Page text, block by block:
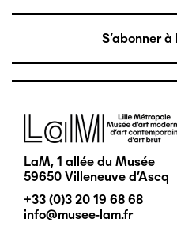
S'abonner
Image
LaM, 1 allée du Musée
59650 Villeneuve d'Ascq
+33 (0)3 20 19 68 68
info@musee-lam.fr